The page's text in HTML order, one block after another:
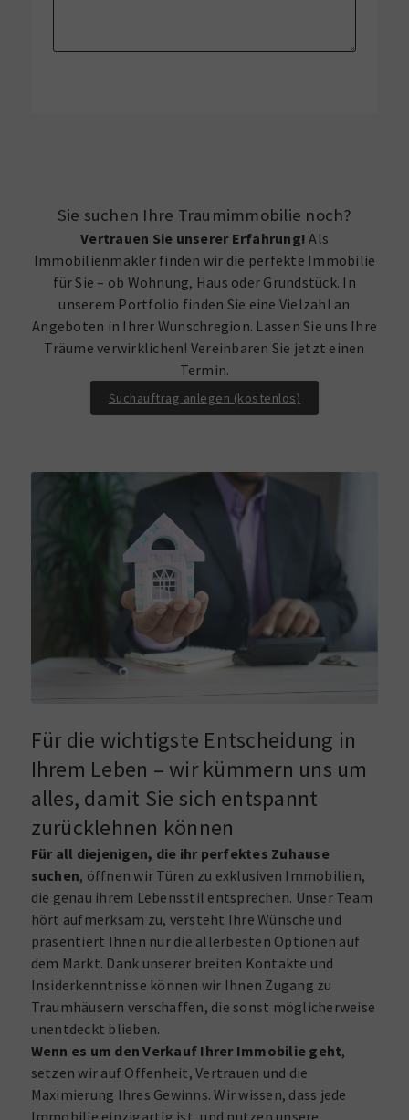
Sie suchen Ihre Traumimmobilie noch?
Vertrauen Sie unserer Erfahrung! Als
Immobilienmakler finden wir die perfekte Immobilie
für Sie – ob Wohnung, Haus oder Grundstück. In
unserem Portfolio finden Sie eine Vielzahl an
Angeboten in Ihrer Wunschregion. Lassen Sie uns Ihre
Träume verwirklichen! Vereinbaren Sie jetzt einen
Termin.
Suchauftrag anlegen (kostenlos)
Für die wichtigste Entscheidung in
Ihrem Leben – wir kümmern uns um
alles, damit Sie sich entspannt
zurücklehnen können
Für all diejenigen, die ihr perfektes Zuhause
suchen, öffnen wir Türen zu exklusiven Immobilien,
die genau ihrem Lebensstil entsprechen. Unser Team
hört aufmerksam zu, versteht Ihre Wünsche und
präsentiert Ihnen nur die allerbesten Optionen auf
dem Markt. Dank unserer breiten Kontakte und
Insiderkenntnisse können wir Ihnen Zugang zu
Traumhäusern verschaffen, die sonst möglicherweise
unentdeckt blieben.
Wenn es um den Verkauf Ihrer Immobilie geht,
setzen wir auf Offenheit, Vertrauen und die
Maximierung Ihres Gewinns. Wir wissen, dass jede
Immobilie einzigartig ist, und nutzen unsere